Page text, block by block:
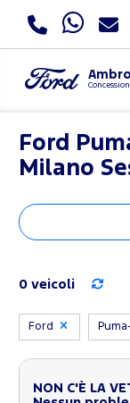
Ford
Milano
0 veicoli
Ford
NON C'È LA